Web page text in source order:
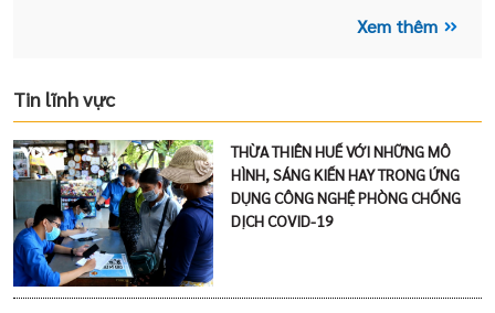
Xem thêm
Tin lĩnh vực
THỪA THIÊN HUẾ VỚI NHỮNG MÔ
HÌNH, SÁNG KIẾN HAY TRONG ỨNG
DỤNG CÔNG NGHỆ PHÒNG CHỐNG
DỊCH COVID-19